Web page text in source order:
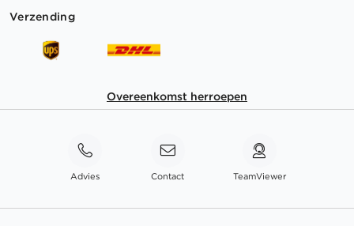
Verzending
Overeenkomst herroepen
Advies Contact TeamViewer